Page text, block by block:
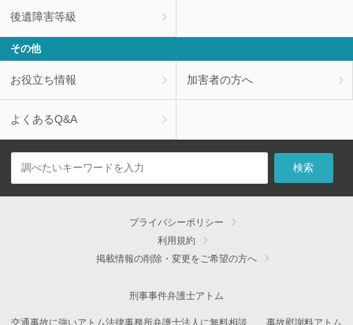
後遺障害等級
その他
お役立ち情報 加害者の方へ
よくあるQ&A
プライバシーポリシー
利用規約
掲載情報の削除・変更をご希望の方へ
刑事事件弁護士アトム
交通事故に強いアトム法律事務所弁護士法人に無料相談 事故慰謝料アトム